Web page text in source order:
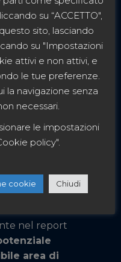
condizione
nel report
area di
su “ACCETTO",
sito, lasciando
su "Impostazioni
attivi e non attivi, e
le tue preferenze.
la navigazione senza
necessari.
le impostazioni
policy".
cookie Chiudi